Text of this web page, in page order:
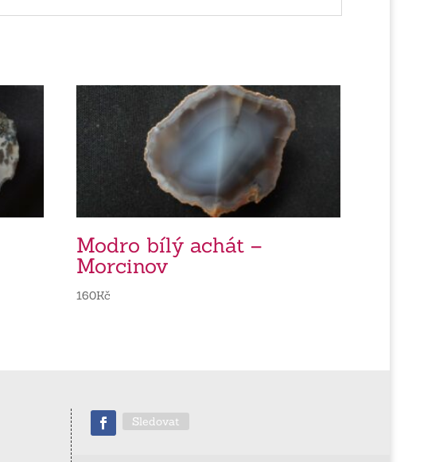
Modro bílý achát –
Morcinov
160Kč
Sledovat